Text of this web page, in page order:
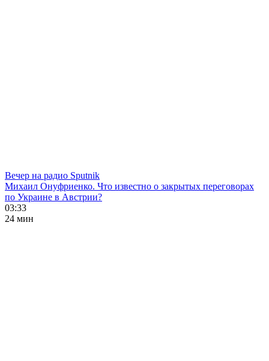
Вечер на радио Sputnik
Михаил Онуфриенко. Что известно о закрытых переговорах
по Украине в Австрии?
03:33
24 мин